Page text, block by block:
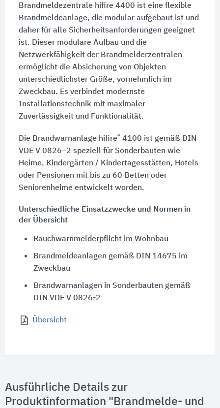
Brandmeldezentrale hifire 4400 ist eine flexible
Brandmeldeanlage, die modular aufgebaut ist und
daher für alle Sicherheitsanforderungen geeignet
ist. Dieser modulare Aufbau und die
Netzwerkfähigkeit der Brandmelderzentralen
ermöglicht die Absicherung von Objekten
unterschiedlichster Größe, vornehmlich im
Zweckbau. Es verbindet modernste
Installationstechnik mit maximaler
Zuverlässigkeit und Funktionalität.
Die Brandwarnanlage hifire® 4100 ist gemäß DIN
VDE V 0826–2 speziell für Sonderbauten wie
Heime, Kindergärten / Kindertagesstätten, Hotels
oder Pensionen mit bis zu 60 Betten oder
Seniorenheime entwickelt worden.
Unterschiedliche Einsatzzwecke und Normen in
der Übersicht
Rauchwarnmelderpflicht im Wohnbau
Brandmeldeanlagen gemäß DIN 14675 im
Zweckbau
Brandwarnanlagen in Sonderbauten gemäß
DIN VDE V 0826-2
Übersicht
Ausführliche Details zur
Produktinformation "Brandmelde- und